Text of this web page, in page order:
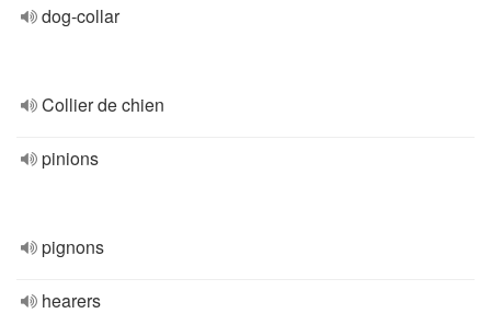
dog-collar
Collier de chien
pinions
pignons
hearers